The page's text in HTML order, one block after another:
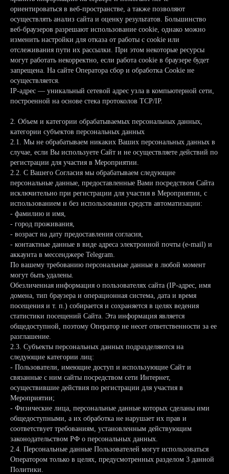
ориентироваться в веб-пространстве, а также позволяют
осуществлять анализ сайта и оценку результатов. Большинство
веб-браузеров разрешают использование cookie, однако можно
изменить настройки для отказа от работы с cookie или
отслеживания пути их рассылки. При этом некоторые ресурсы
могут работать некорректно, если работа cookie в браузере будет
запрещена. На сайте Оператора сбор и обработка Cookie не
осуществляется.
IP-адрес — уникальный сетевой адрес узла в компьютерной сети,
построенной на основе стека протоколов TCP/IP.
2. Объем и категории обрабатываемых персональных данных,
категории субъектов персональных данных
2.1. Мы не обрабатываем никаких Ваших персональных данных в
случае, если Вы используете Сайт и не осуществляете действий по
регистрации для участия в Мероприятии.
2.2. С Вашего Согласия мы обрабатываем следующие
персональные данные, предоставленные Вами посредством Сайта
исключительно при регистрации для участия в Мероприятии, с
использованием и без использования средств автоматизации:
- фамилию и имя,
- город проживания,
- возраст на дату предоставления согласия,
- контактные данные в виде адреса электронной почты (e-mail) и
аккаунта в мессенджере Telegram.
По вашему требованию персональные данные в любой момент
могут быть удалены.
Обезличенная информация о пользователях сайта (IP-адрес, имя
домена, тип браузера и операционная система, дата и время
посещения и т. п.) собирается и сохраняется в целях ведения
статистики посещений Сайта. Эта информация является
общедоступной, поэтому Оператор не несет ответственности за ее
разглашение.
2.3. Субъекты персональных данных подразделяются на
следующие категории лиц:
- Пользователи, имеющие доступ и использующие Сайт и
связанные с ним сайты посредством сети Интернет,
осуществившие действия по регистрации для участия в
Мероприятии;
- Физические лица, персональные данные которых сделаны ими
общедоступными, а их обработка не нарушает их прав и
соответствует требованиям, установленным действующим
законодательством РФ о персональных данных.
2.4. Персональные данные Пользователей могут использоваться
Оператором только в целях, предусмотренных разделом 3 данной
Политики.